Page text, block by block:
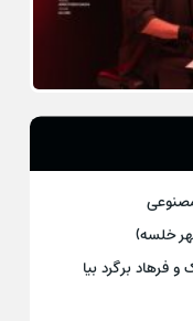
خلسه)
برگرد بیا